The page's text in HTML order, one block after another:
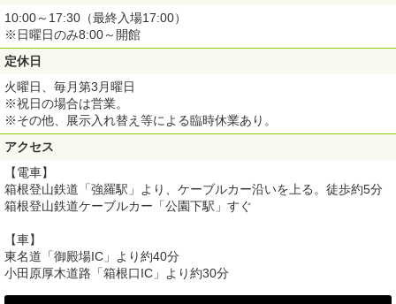
10:00～17:30（最終入場17:00）
※日曜日のみ8:00～開館
定休日
火曜日、毎月第3月曜日
※祝日の場合は営業。
※その他、展示入れ替え等による臨時休業あり。
アクセス
【電車】
箱根登山鉄道「強羅駅」より、ケーブルカー沿いを上る。徒歩約5分
箱根登山鉄道ケーブルカー「公園下駅」すぐ
【車】
東名道「御殿場IC」より約40分
小田原厚木道路「箱根口IC」より約30分